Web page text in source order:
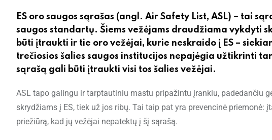
ES oro saugos sąrašas (angl. Air Safety List, ASL) – tai
saugos standartų. Šiems vežėjams draudžiama vykdyti
būti įtraukti ir tie oro vežėjai, kurie neskraido į ES –
trečiosios šalies saugos institucijos nepajėgia užtikrinti
sąrašą gali būti įtraukti visi tos šalies vežėjai.
ASL tapo galingu ir tarptautiniu mastu pripažintu įrankiu, padedančiu
skrydžiams į ES, tiek už jos ribų. Tai taip pat yra prevencinė
priežiūrą, kad jų vežėjai nepatektų į šį sąrašą.